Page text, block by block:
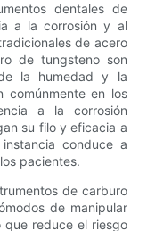
dentales de
a la corrosión y al
de acero
de tungsteno son
la humedad y la
comúnmente en los
a la corrosión
su filo y eficacia a
conduce a
pacientes.
de carburo
de manipular
que reduce el riesgo